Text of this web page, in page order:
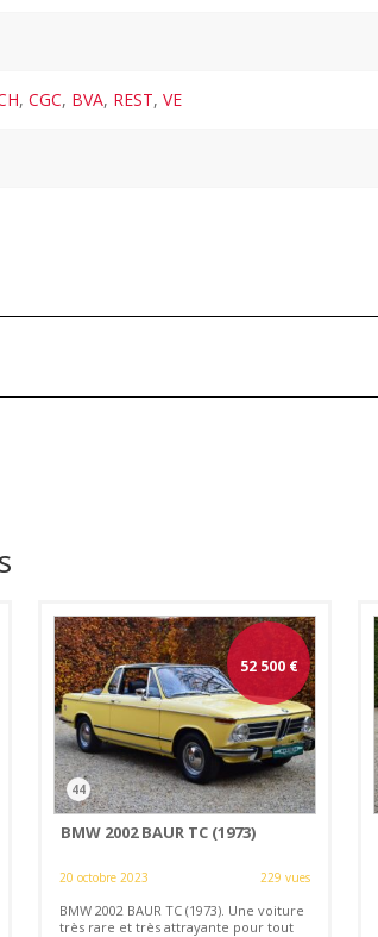
,CGC, BVA, REST,VE
52 500€
44
BMW 2002 BAUR TC (1973)
20 octobre 2023 229 vues
BMW 2002 BAUR TC (1973). Une voiture
très rare et très attrayante pour tout